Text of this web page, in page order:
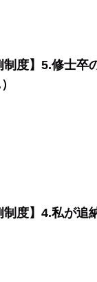
制度】5.修士卒
制度】4.私が追